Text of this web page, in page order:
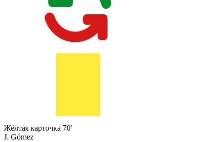
Жёлтая карточка 70'
J. Gómez